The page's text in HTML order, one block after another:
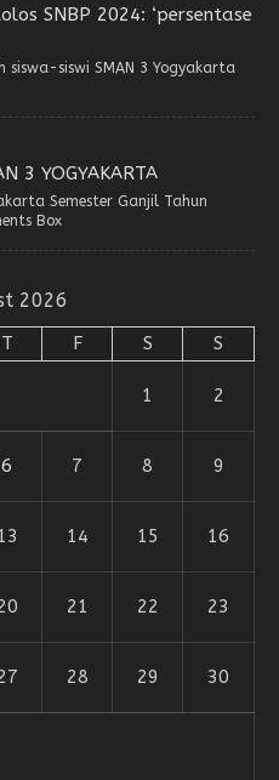
SNBP 2024: ‘persentase
siswi SMAN 3 Yogyakarta
3 YOGYAKARTA
Semester Ganjil Tahun
Box
2026
T F S S
1 2
6 7 8 9
14 15 16
21 22 23
28 29 30